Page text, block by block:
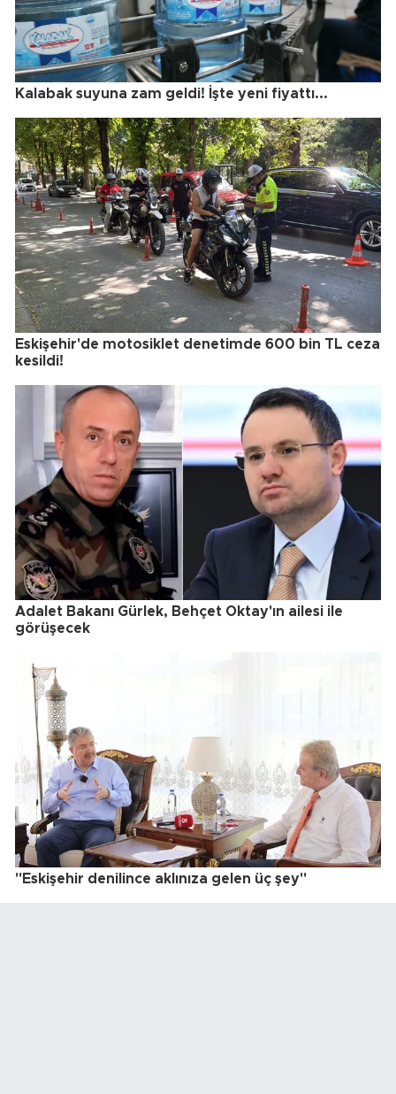
Kalabak suyuna zam geldi! İşte yeni fiyattı...
Eskişehir'de motosiklet denetimde 600 bin TL ceza
kesildi!
Adalet Bakanı Gürlek, Behçet Oktay'ın ailesi ile
görüşecek
"Eskişehir denilince aklınıza gelen üç şey"